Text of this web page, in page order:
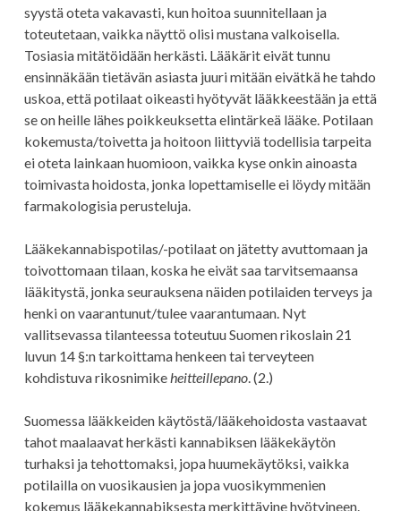
syystä oteta vakavasti, kun hoitoa suunnitellaan ja
toteutetaan, vaikka näyttö olisi mustana valkoisella.
Tosiasia mitätöidään herkästi. Lääkärit eivät tunnu
ensinnäkään tietävän asiasta juuri mitään eivätkä he tahdo
uskoa, että potilaat oikeasti hyötyvät lääkkeestään ja että
se on heille lähes poikkeuksetta elintärkeä lääke. Potilaan
kokemusta/toivetta ja hoitoon liittyviä todellisia tarpeita
ei oteta lainkaan huomioon, vaikka kyse onkin ainoasta
toimivasta hoidosta, jonka lopettamiselle ei löydy mitään
farmakologisia perusteluja.
Lääkekannabispotilas/-potilaat on jätetty avuttomaan ja
toivottomaan tilaan, koska he eivät saa tarvitsemaansa
lääkitystä, jonka seurauksena näiden potilaiden terveys ja
henki on vaarantunut/tulee vaarantumaan. Nyt
vallitsevassa tilanteessa toteutuu Suomen rikoslain 21
luvun 14 §:n tarkoittama henkeen tai terveyteen
kohdistuva rikosnimikeheitteillepano. (2.)
Suomessa lääkkeiden käytöstä/lääkehoidosta vastaavat
tahot maalaavat herkästi kannabiksen lääkekäytön
turhaksi ja tehottomaksi, jopa huumekäytöksi, vaikka
potilailla on vuosikausien ja jopa vuosikymmenien
kokemus lääkekannabiksesta merkittävine hyötyineen.